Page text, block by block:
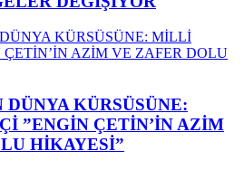
DÜNYA KÜRSÜSÜNE:
”ENGİN ÇETİN’İN AZİM
HİKAYESİ”